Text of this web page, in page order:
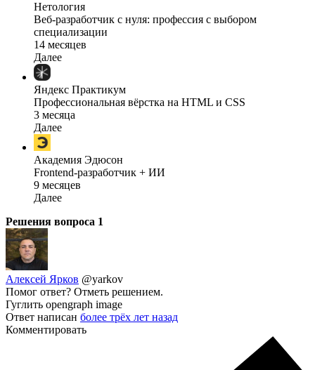
Нетология
Веб-разработчик с нуля: профессия с выбором
специализации
14 месяцев
Далее
Яндекс Практикум
Профессиональная вёрстка на HTML и CSS
3 месяца
Далее
Академия Эдюсон
Frontend-разработчик + ИИ
9 месяцев
Далее
Решения вопроса 1
Алексей Ярков @yarkov
Помог ответ? Отметь решением.
Гуглить opengraph image
Ответ написан более трёх лет назад
Комментировать